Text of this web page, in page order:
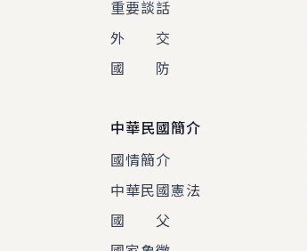
重要談話
外 交
國 防
中華民國簡介
國情簡介
中華民國憲法
國 父